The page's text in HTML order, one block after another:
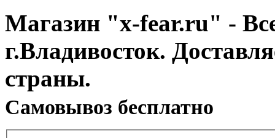
Магазин "x-fear.ru" -
г.Владивосток.
страны.
Cамовывоз бесплатно